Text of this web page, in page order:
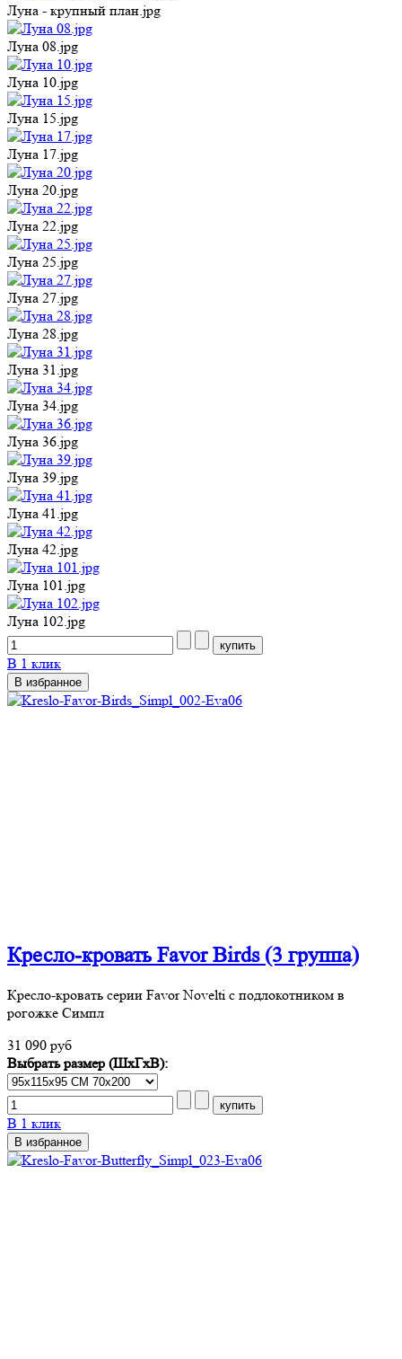
Луна - крупный план.jpg
Луна 08.jpg
Луна 10.jpg
Луна 15.jpg
Луна 17.jpg
Луна 20.jpg
Луна 22.jpg
Луна 25.jpg
Луна 27.jpg
Луна 28.jpg
Луна 31.jpg
Луна 34.jpg
Луна 36.jpg
Луна 39.jpg
Луна 41.jpg
Луна 42.jpg
Луна 101.jpg
Луна 102.jpg
В 1 клик
В избранное
Кресло-кровать Favor Birds (3 группа)
Кресло-кровать серии Favor Novelti с подлокотником в
рогожке Симпл
31 090 руб
Выбрать размер (ШхГхВ):
В 1 клик
В избранное